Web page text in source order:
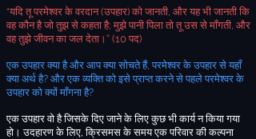
“यदि तू परमेश्वर के वरदान(उपहार)को जानती, और यह भी जानती कि
वह कौन है जो तुझ से कहता है;मुझे पानी पिला तो तू उस से माँगती, और
वह तुझे जीवन का जल देता। ” (10पद)
एक उपहार क्या है और आप क्या सोचते हैं,परमेश्वर के उपहार से यहाँ
क्या अर्थ है? और एक व्यक्ति को इसे प्राप्त करने से पहले परमेश्वर के
उपहार को क्यों माँगना है?
एक उपहार वो है जिसके दिए जाने के लिए कुछ भी कार्य न किया गया
हो । उदहारण के लिए,क्रिसमस के समय एक परिवार की कल्पना